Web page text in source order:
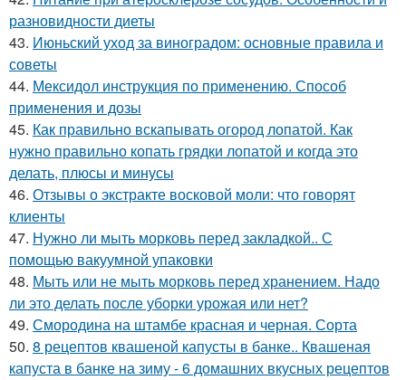
разновидности диеты
43. Июньский уход за виноградом: основные правила и
советы
44. Мексидол инструкция по применению. Способ
применения и дозы
45. Как правильно вскапывать огород лопатой. Как
нужно правильно копать грядки лопатой и когда это
делать, плюсы и минусы
46. Отзывы о экстракте восковой моли: что говорят
клиенты
47. Нужно ли мыть морковь перед закладкой.. С
помощью вакуумной упаковки
48. Мыть или не мыть морковь перед хранением. Надо
ли это делать после уборки урожая или нет?
49. Смородина на штамбе красная и черная. Сорта
50. 8 рецептов квашеной капусты в банке.. Квашеная
капуста в банке на зиму - 6 домашних вкусных рецептов